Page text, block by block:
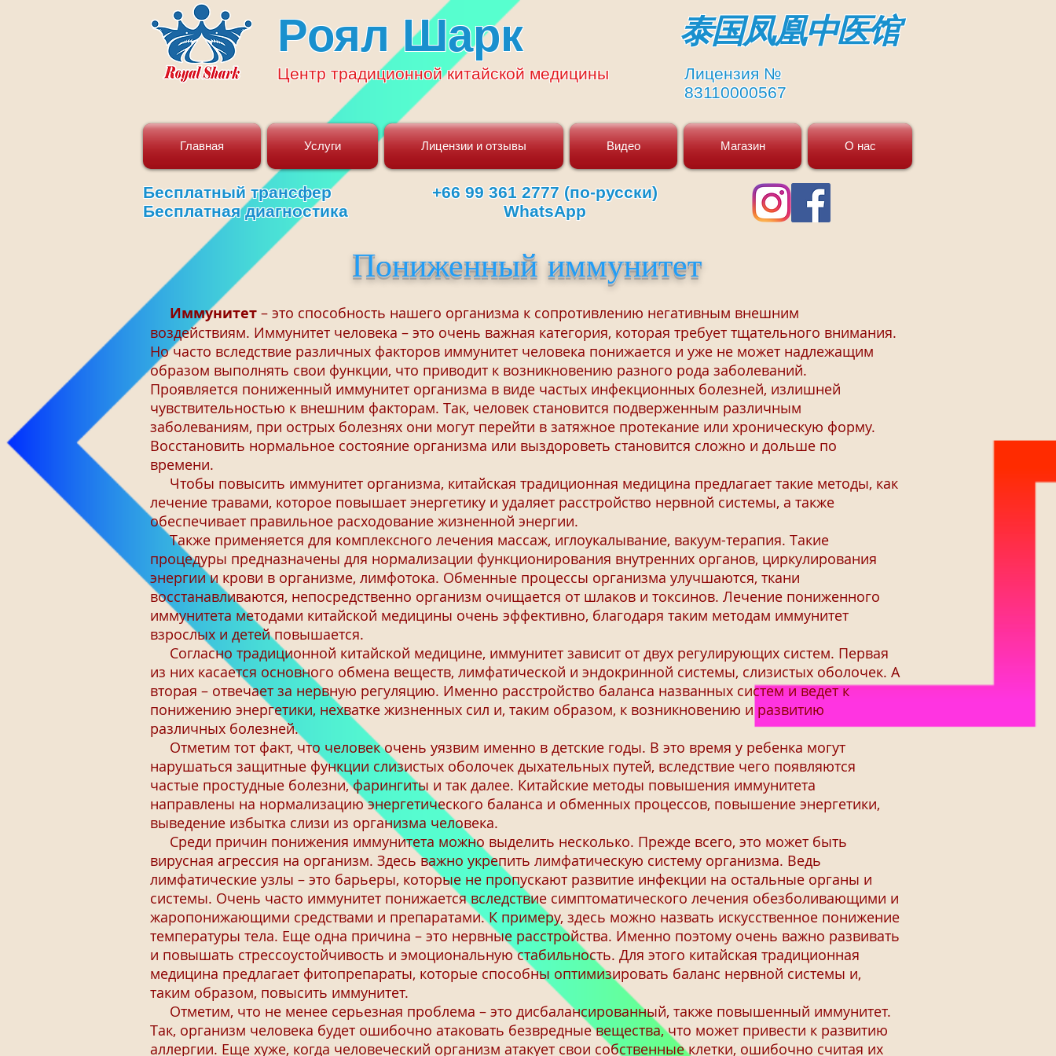
Роял Шарк
Центртрадиционнойкитайской медицины
​泰国凤凰中医馆
Лицензия №
83110000567
Главная Услуги Лицензии и отзывы Видео Магазин О нас
Бесплатный трансфер
Бесплатная диагностика
+66 99 361 2777 (по-русски)
WhatsApp
Пониженный иммунитет
Иммунитет – это способность нашего организма к сопротивлению негативным внешним
воздействиям. Иммунитет человека – это очень важная категория, которая требует тщательного внимания.
Но часто вследствие различных факторов иммунитет человека понижается и уже не может надлежащим
образом выполнять свои функции, что приводит к возникновению разного рода заболеваний.
Проявляется пониженный иммунитет организма в виде частых инфекционных болезней, излишней
чувствительностью к внешним факторам. Так, человек становится подверженным различным
заболеваниям, при острых болезнях они могут перейти в затяжное протекание или хроническую форму.
Восстановить нормальное состояние организма или выздороветь становится сложно и дольше по
времени.
Чтобы повысить иммунитет организма, китайская традиционная медицина предлагает такие методы, как
лечение травами, которое повышает энергетику и удаляет расстройство нервной системы, а также
обеспечивает правильное расходование жизненной энергии.
Также применяется для комплексного лечения массаж, иглоукалывание, вакуум-терапия. Такие
процедуры предназначены для нормализации функционирования внутренних органов, циркулирования
энергии и крови в организме, лимфотока. Обменные процессы организма улучшаются, ткани
восстанавливаются, непосредственно организм очищается от шлаков и токсинов. Лечение пониженного
иммунитета методами китайской медицины очень эффективно, благодаря таким методам иммунитет
взрослых и детей повышается.
Согласно традиционной китайской медицине, иммунитет зависит от двух регулирующих систем. Первая
из них касается основного обмена веществ, лимфатической и эндокринной системы, слизистых оболочек. А
вторая – отвечает за нервную регуляцию. Именно расстройство баланса названных систем и ведет к
понижению энергетики, нехватке жизненных сил и, таким образом, к возникновению и развитию
различных болезней.
Отметим тот факт, что человек очень уязвим именно в детские годы. В это время у ребенка могут
нарушаться защитные функции слизистых оболочек дыхательных путей, вследствие чего появляются
частые простудные болезни, фарингиты и так далее. Китайские методы повышения иммунитета
направлены на нормализацию энергетического баланса и обменных процессов, повышение энергетики,
выведение избытка слизи из организма человека.
Среди причин понижения иммунитета можно выделить несколько. Прежде всего, это может быть
вирусная агрессия на организм. Здесь важно укрепить лимфатическую систему организма. Ведь
лимфатические узлы – это барьеры, которые не пропускают развитие инфекции на остальные органы и
системы. Очень часто иммунитет понижается вследствие симптоматического лечения обезболивающими и
жаропонижающими средствами и препаратами. К примеру, здесь можно назвать искусственное понижение
температуры тела. Еще одна причина – это нервные расстройства. Именно поэтому очень важно развивать
и повышать стрессоустойчивость и эмоциональную стабильность. Для этого китайская традиционная
медицина предлагает фитопрепараты, которые способны оптимизировать баланс нервной системы и,
таким образом, повысить иммунитет.
Отметим, что не менее серьезная проблема – это дисбалансированный, также повышенный иммунитет.
Так, организм человека будет ошибочно атаковать безвредные вещества, что может привести к развитию
аллергии. Еще хуже, когда человеческий организм атакует свои собственные клетки, ошибочно считая их